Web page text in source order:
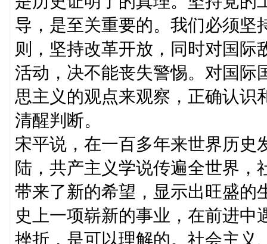
导，是至关重要的。我们必须坚
则，坚持改革开放，同时对国际
活动，决不能丧失警惕。对国际
思主义的观点来观察，正确认识
清醒判断。
宋平说，在一百多年来世界历史
陆，共产主义学说传遍全世界，
带来了新的希望，显示出旺盛的
史上一项崭新的事业，在前进
挫折，是可以理解的。社会主义